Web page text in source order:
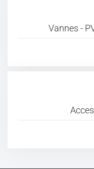
Vannes -